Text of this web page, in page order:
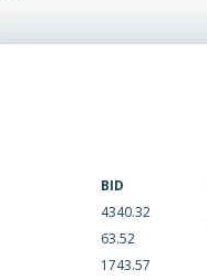
BID
4340.32
63.52
1743.57